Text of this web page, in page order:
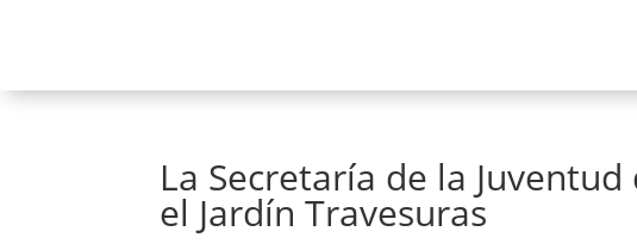
La Secretaría de la
el Jardín Travesuras